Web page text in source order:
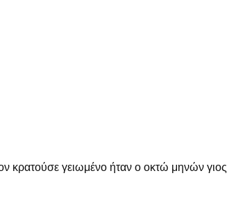
κρατούσε γειωμένο ήταν ο οκτώ μηνών γιος